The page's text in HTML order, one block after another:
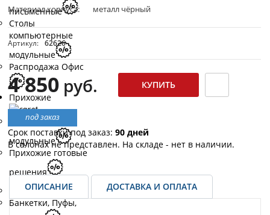
письменные
Столы
компьютерные
модульные
Распродажа Офис
Прихожие
Прихожие
модульные
Прихожие готовые
решения
Обувницы
Банкетки, Пуфы,
Материал корпуса:
металл чёрный
Артикул: 62626
4 850 руб.
под заказ
Срок поставки под заказ: 90 дней
В салонах не представлен. На складе - нет в наличии.
ОПИСАНИЕ ДОСТАВКА И ОПЛАТА